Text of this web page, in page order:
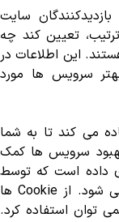
سایت
تعیین کند چه
این اطلاعات در
سرویس ها مورد
می کند تا به شما
سرویس ها کمک
داده است که توسط
شود. از Cookie ها
توان استفاده کرد.